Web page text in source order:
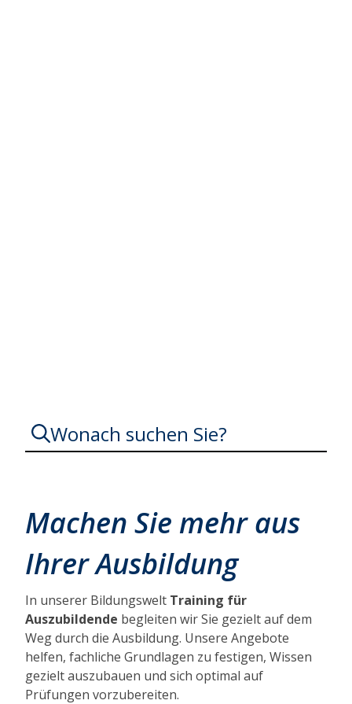
Wonach suchen Sie?
Machen Sie mehr aus
Ihrer Ausbildung
In unserer Bildungswelt Training für
Auszubildende begleiten wir Sie gezielt auf dem
Weg durch die Ausbildung. Unsere Angebote
helfen, fachliche Grundlagen zu festigen, Wissen
gezielt auszubauen und sich optimal auf
Prüfungen vorzubereiten.